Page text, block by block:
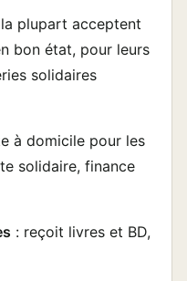
plupart acceptent
bon état, pour leurs
solidaires
à domicile pour les
solidaire, finance
: reçoit livres et BD,